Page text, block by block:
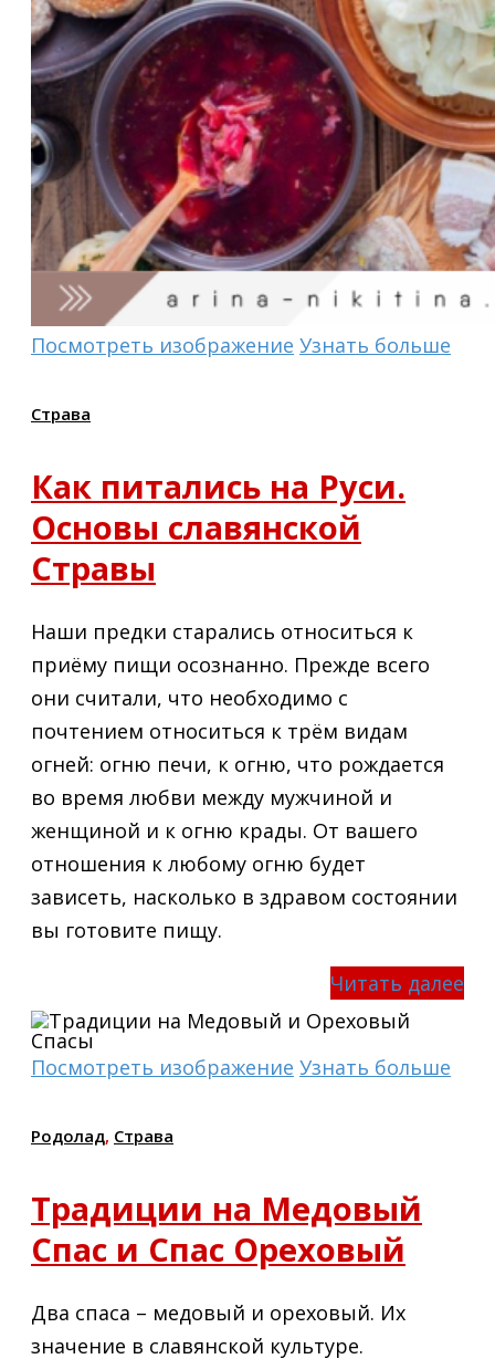
Посмотреть изображение Узнать больше
Страва
Как питались на Руси.
Основы славянской
Стравы
Наши предки старались относиться к
приёму пищи осознанно. Прежде всего
они считали, что необходимо с
почтением относиться к трём видам
огней: огню печи, к огню, что рождается
во время любви между мужчиной и
женщиной и к огню крады. От вашего
отношения к любому огню будет
зависеть, насколько в здравом состоянии
вы готовите пищу.
Читать далее
Посмотреть изображение Узнать больше
Родолад, Страва
Традиции на Медовый
Спас и Спас Ореховый
Два спаса – медовый и ореховый. Их
значение в славянской культуре.